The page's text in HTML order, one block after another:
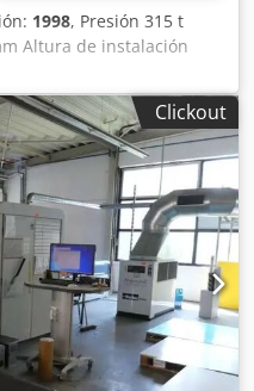
1998, Presión 315 t
Altura de instalación
Superficie de la mesa
sobre el suelo 800 mm
mm Velocidad de bajada
mm/s Velocidad de
1600 l Potencia
requerido aprox. 2,4 x
oleohidráulico,
y carrera, barrera
dos manos.
Clickout